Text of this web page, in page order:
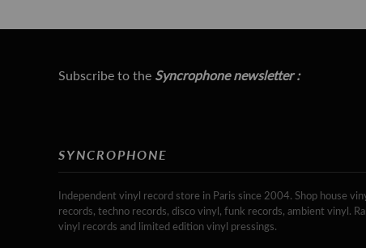
Subscribe to the Syncrophone newsletter :
SYNCROPHONE
Independent vinyl record store in Paris since 2004. Shop house
records, techno records, disco vinyl, funk records, ambient vinyl.
vinyl records and limited edition vinyl pressings.